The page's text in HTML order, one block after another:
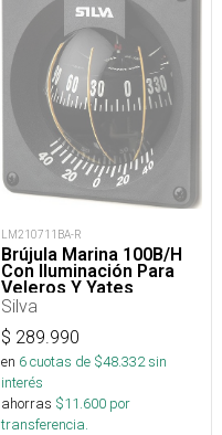
LM210711BA-R
Brújula Marina 100B/H
Con Iluminación Para
Veleros Y Yates
Silva
$ 289.990
en 6cuotas de $48.332sin
interés
ahorras $11.600 por
transferencia.